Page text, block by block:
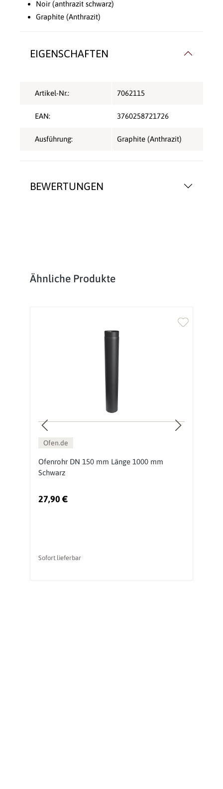
Noir (anthrazit schwarz)
Graphite (Anthrazit)
BEWERTUNGEN
EIGENSCHAFTEN
Artikel-Nr.: 7062115
EAN: 3760258721726
Ausführung: Graphite (Anthrazit)
Produktgalerie überspringen
Ähnliche Produkte
Ofen.de
Ofenrohr DN 150 mm Länge 1000 mm
Schwarz
27,90 €
Sofort lieferbar